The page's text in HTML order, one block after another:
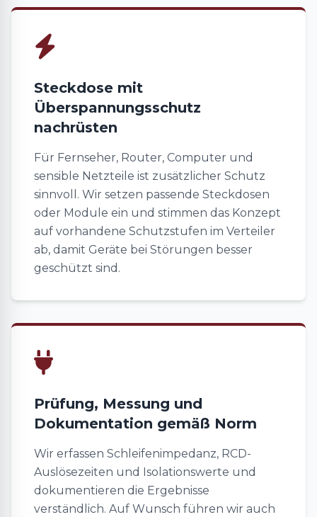
Steckdose mit
Überspannungsschutz
nachrüsten
Für Fernseher, Router, Computer und
sensible Netzteile ist zusätzlicher Schutz
sinnvoll. Wir setzen passende Steckdosen
oder Module ein und stimmen das Konzept
auf vorhandene Schutzstufen im Verteiler
ab, damit Geräte bei Störungen besser
geschützt sind.
Prüfung, Messung und
Dokumentation gemäß Norm
Wir erfassen Schleifenimpedanz, RCD-
Auslösezeiten und Isolationswerte und
dokumentieren die Ergebnisse
verständlich. Auf Wunsch führen wir auch